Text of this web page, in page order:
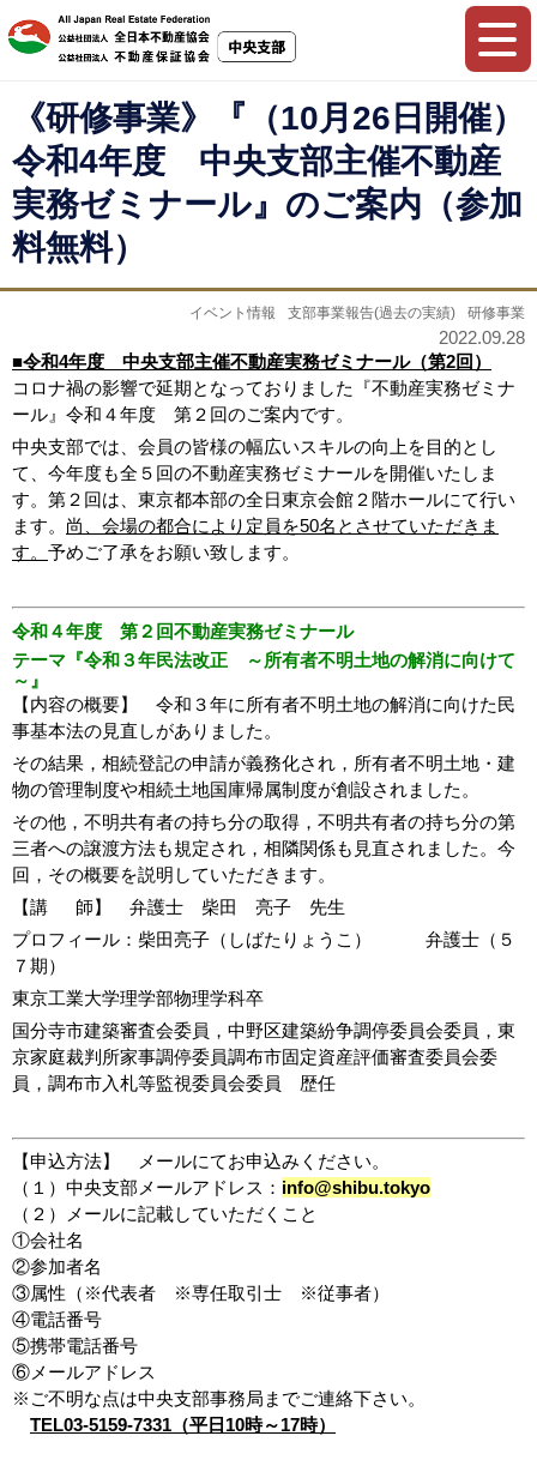
《研修事業》『（10月26日開催）
令和4年度 中央支部主催不動産
実務ゼミナール』のご案内（参加
料無料）
イベント情報 支部事業報告(過去の実績) 研修事業
2022.09.28
■令和4年度 中央支部主催不動産実務ゼミナール（第2回）
コロナ禍の影響で延期となっておりました『不動産実務ゼミナ
ール』令和４年度 第２回のご案内です。
中央支部では、会員の皆様の幅広いスキルの向上を目的とし
て、今年度も全５回の不動産実務ゼミナールを開催いたしま
す。第２回は、東京都本部の全日東京会館２階ホールにて行い
ます。 尚、会場の都合により定員を50名とさせていただきま
す。 予めご了承をお願い致します。
令和４年度 第２回不動産実務ゼミナール
テーマ『令和３年民法改正 ～所有者不明土地の解消に向けて
～』
【内容の概要】 令和３年に所有者不明土地の解消に向けた民
事基本法の見直しがありました。
その結果，相続登記の申請が義務化され，所有者不明土地・建
物の管理制度や相続土地国庫帰属制度が創設されました。
その他，不明共有者の持ち分の取得，不明共有者の持ち分の第
三者への譲渡方法も規定され，相隣関係も見直されました。今
回，その概要を説明していただきます。
【講 師】 弁護士 柴田 亮子 先生
プロフィール：柴田亮子（しばたりょうこ） 弁護士（５
７期）
東京工業大学理学部物理学科卒
国分寺市建築審査会委員，中野区建築紛争調停委員会委員，東
京家庭裁判所家事調停委員調布市固定資産評価審査委員会委
員，調布市入札等監視委員会委員 歴任
【申込方法】 メールにてお申込みください。
（１）中央支部メールアドレス： info@shibu.tokyo
（２）メールに記載していただくこと
①会社名
②参加者名
③属性（※代表者 ※専任取引士 ※従事者）
④電話番号
⑤携帯電話番号
⑥メールアドレス
※ご不明な点は中央支部事務局までご連絡下さい。
TEL03-5159-7331（平日10時～17時）